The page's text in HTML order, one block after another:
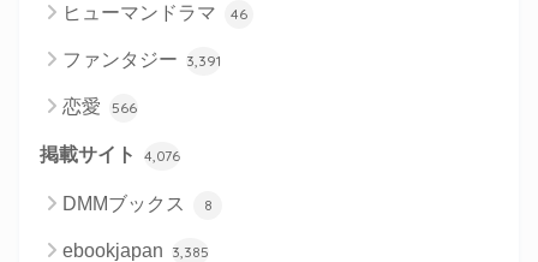
ヒューマンドラマ 46
ファンタジー 3,391
恋愛 566
掲載サイト 4,076
DMMブックス 8
ebookjapan 3,385